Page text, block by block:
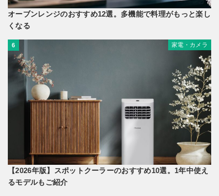
オーブンレンジのおすすめ12選。多機能で料理がもっと楽し
くなる
6 家電・カメラ
【2026年版】スポットクーラーのおすすめ10選。1年中使え
るモデルもご紹介